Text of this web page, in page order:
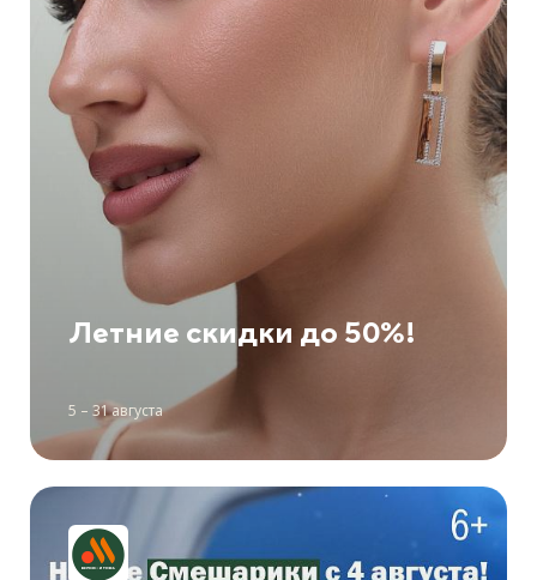
Летние скидки до 50%!
5 – 31 августа